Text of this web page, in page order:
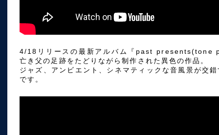
4/18リリースの最新アルバム『past
亡き父の足跡をたどりながら制作された異色の作品。
ジャズ、アンビエント、シネマティックな音風景が交
です。